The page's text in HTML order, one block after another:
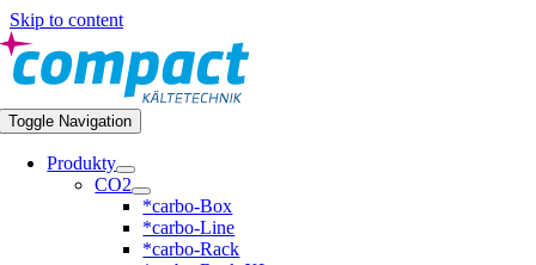
Skip to content
Toggle Navigation
Produkty
CO2
*carbo-Box
*carbo-Line
*carbo-Rack